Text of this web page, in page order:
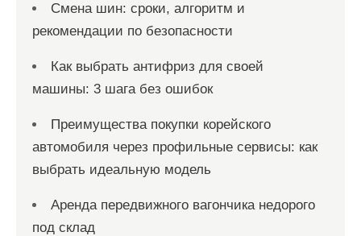
Смена шин: сроки, алгоритм и
рекомендации по безопасности
Как выбрать антифриз для своей
машины: 3 шага без ошибок
Преимущества покупки корейского
автомобиля через профильные сервисы: как
выбрать идеальную модель
Аренда передвижного вагончика недорого
под склад